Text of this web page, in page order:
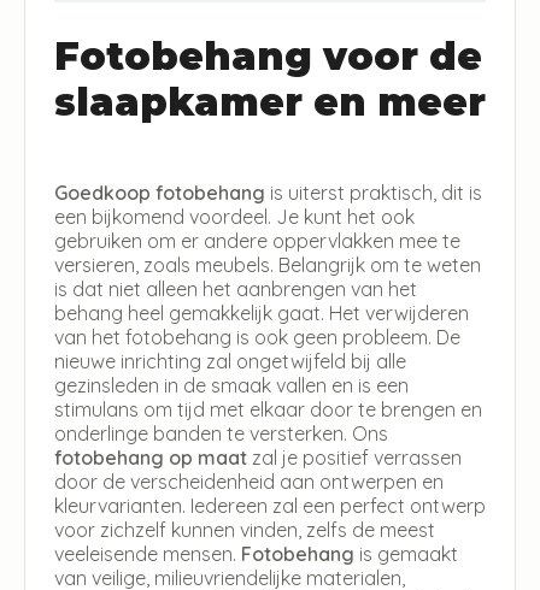
Fotobehang voor de
slaapkamer en meer
Goedkoop fotobehang is uiterst praktisch, dit is
een bijkomend voordeel. Je kunt het ook
gebruiken om er andere oppervlakken mee te
versieren, zoals meubels. Belangrijk om te weten
is dat niet alleen het aanbrengen van het
behang heel gemakkelijk gaat. Het verwijderen
van het fotobehang is ook geen probleem. De
nieuwe inrichting zal ongetwijfeld bij alle
gezinsleden in de smaak vallen en is een
stimulans om tijd met elkaar door te brengen en
onderlinge banden te versterken. Ons
fotobehang op maat zal je positief verrassen
door de verscheidenheid aan ontwerpen en
kleurvarianten. Iedereen zal een perfect ontwerp
voor zichzelf kunnen vinden, zelfs de meest
veeleisende mensen. Fotobehang is gemaakt
van veilige, milieuvriendelijke materialen,